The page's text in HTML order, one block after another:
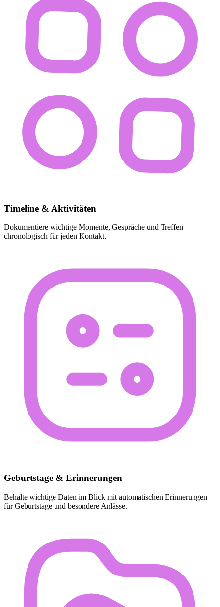
Timeline & Aktivitäten
Dokumentiere wichtige Momente, Gespräche und Treffen
chronologisch für jeden Kontakt.
Geburtstage & Erinnerungen
Behalte wichtige Daten im Blick mit automatischen Erinnerungen
für Geburtstage und besondere Anlässe.